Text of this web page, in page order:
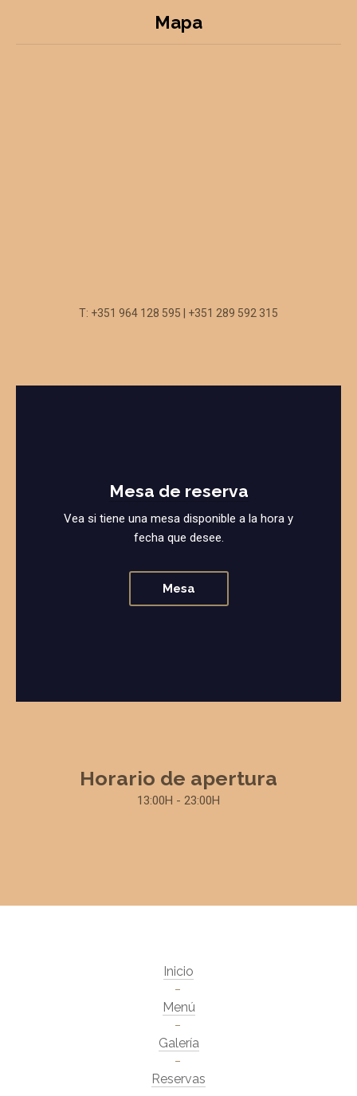
Mapa
T: +351 964 128 595 | +351 289 592 315
Mesa de reserva
Vea si tiene una mesa disponible a la hora y
fecha que desee.
Mesa
Horario de apertura
13:00H - 23:00H
Inicio
Menú
Galería
Reservas